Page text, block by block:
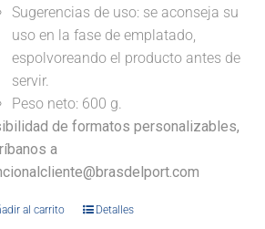
Sugerencias de uso: se aconseja su
uso en la fase de emplatado,
espolvoreando el producto antes de
servir.
Peso neto: 600 g.
de formatos personalizables,
a
al carrito Detalles